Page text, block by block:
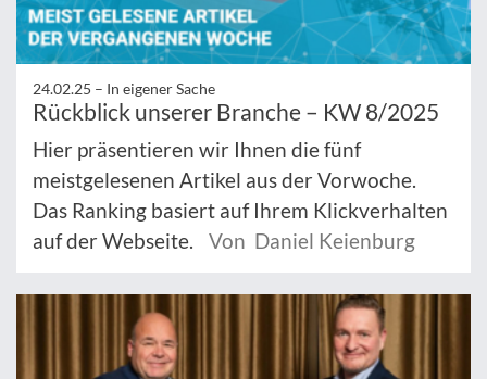
24.02.25 – In eigener Sache
Rückblick unserer Branche – KW 8/2025
Hier präsentieren wir Ihnen die fünf
meistgelesenen Artikel aus der Vorwoche.
Das Ranking basiert auf Ihrem Klickverhalten
auf der Webseite.
Von Daniel Keienburg